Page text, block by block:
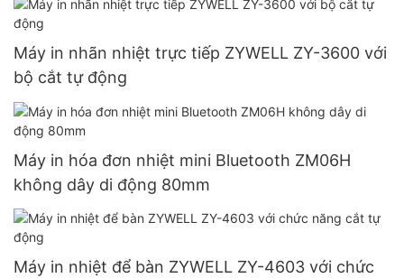
Máy in nhãn nhiệt trực tiếp ZYWELL ZY-3600 với
bộ cắt tự động
Máy in hóa đơn nhiệt mini Bluetooth ZM06H
không dây di động 80mm
Máy in nhiệt để bàn ZYWELL ZY-4603 với chức